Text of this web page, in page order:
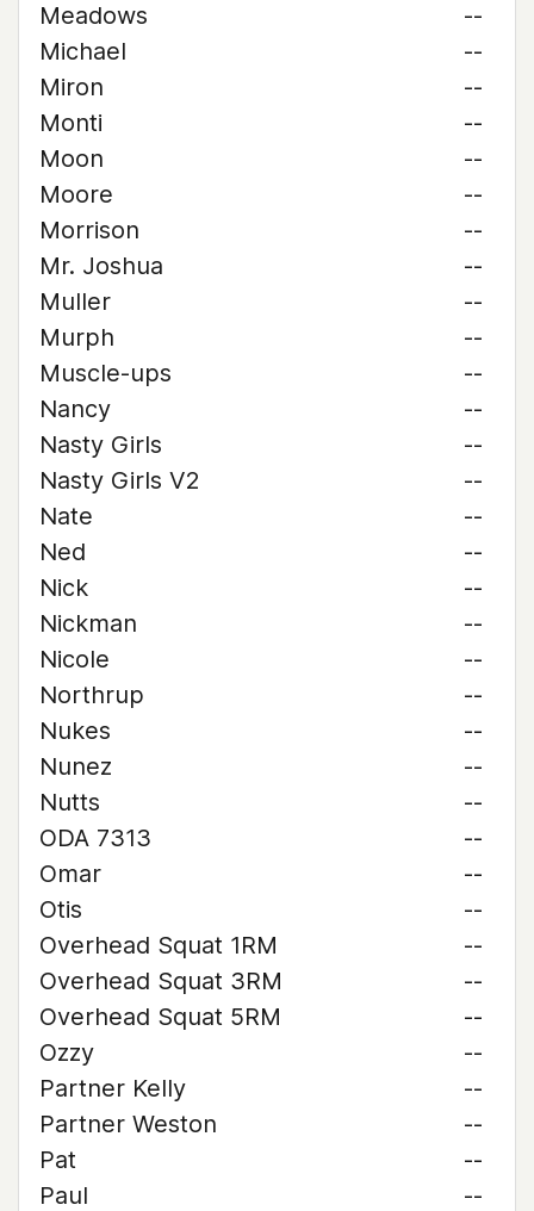
Meadows
--
Michael
--
Miron
--
Monti
--
Moon
--
Moore
--
Morrison
--
Mr. Joshua
--
Muller
--
Murph
--
Muscle-ups
--
Nancy
--
Nasty Girls
--
Nasty Girls V2
--
Nate
--
Ned
--
Nick
--
Nickman
--
Nicole
--
Northrup
--
Nukes
--
Nunez
--
Nutts
--
ODA 7313
--
Omar
--
Otis
--
Overhead Squat 1RM
--
Overhead Squat 3RM
--
Overhead Squat 5RM
--
Ozzy
--
Partner Kelly
--
Partner Weston
--
Pat
--
Paul
--